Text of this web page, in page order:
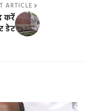
ARTICLE
करें
डेट